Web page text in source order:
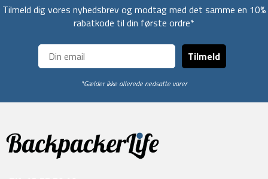
Tilmeld dig vores nyhedsbrev og modtag med det samme en 10%
rabatkode til din første ordre*
Tilmeld
*Gælder ikke allerede nedsatte varer